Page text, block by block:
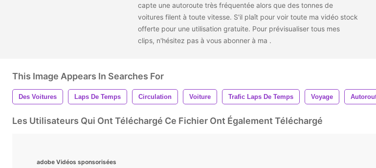
capte une autoroute très fréquentée alors que des tonnes de
voitures filent à toute vitesse. S'il plaît pour voir toute ma vidéo stock
offerte pour une utilisation gratuite. Pour prévisualiser tous mes
clips, n'hésitez pas à vous abonner à ma .
This Image Appears In Searches For
Des Voitures Laps De Temps Circulation Voiture Trafic Laps De Temps Voyage
Les Utilisateurs Qui Ont Téléchargé Ce Fichier Ont Également Téléchargé
adobe Vidéos sponsorisées